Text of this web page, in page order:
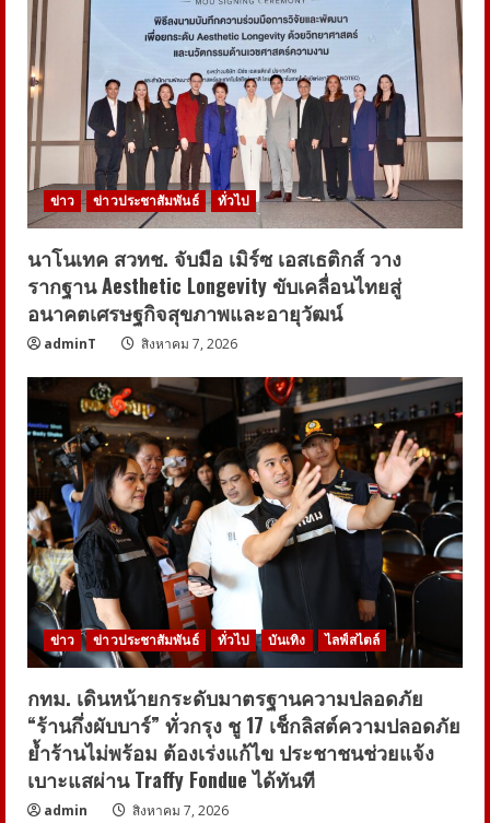
ข่าว ข่าวประชาสัมพันธ์ ทั่วไป
นาโนเทค สวทช. จับมือ เมิร์ซ เอสเธติกส์ วาง
รากฐาน Aesthetic Longevity ขับเคลื่อนไทยสู่
อนาคตเศรษฐกิจสุขภาพและอายุวัฒน์
adminT สิงหาคม 7, 2026
ข่าว ข่าวประชาสัมพันธ์ ทั่วไป บันเทิง ไลฟ์สไตล์
กทม. เดินหน้ายกระดับมาตรฐานความปลอดภัย
“ร้านกึ่งผับบาร์” ทั่วกรุง ชู 17 เช็กลิสต์ความปลอดภัย
ย้ำร้านไม่พร้อม ต้องเร่งแก้ไข ประชาชนช่วยแจ้ง
เบาะแสผ่าน Traffy Fondue ได้ทันที
admin สิงหาคม 7, 2026